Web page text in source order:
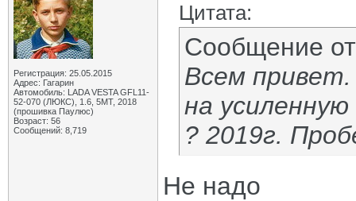
Регистрация: 25.05.2015
Адрес: Гагарин
Автомобиль: LADA VESTA GFL11-
52-070 (ЛЮКС), 1.6, 5МТ, 2018
(прошивка Паулюс)
Возраст: 56
Сообщений: 8,719
Цитата:
Сообщение
Всем
на
? 2019г.
Не надо